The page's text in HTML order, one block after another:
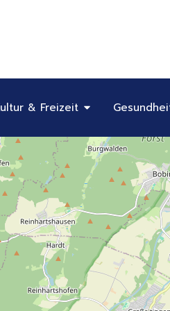
& Freizeit Öffne Bildung,